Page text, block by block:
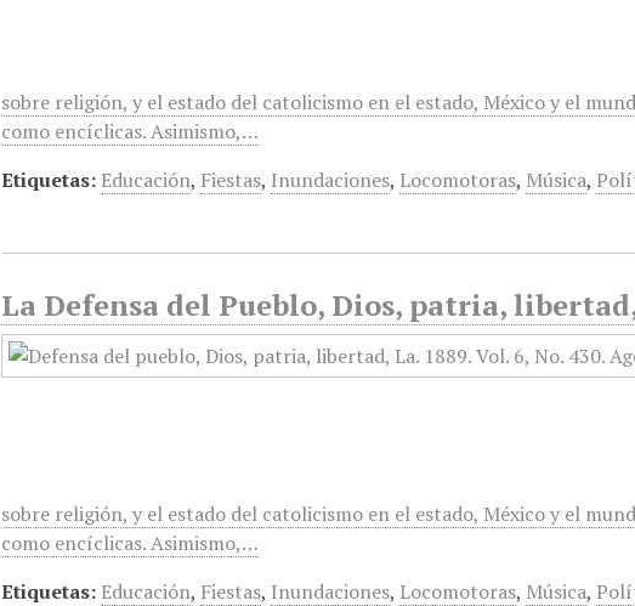
sobre religión, y el estado del catolicismo en el estado, México y el
como encíclicas. Asimismo,…
Etiquetas: Educación, Fiestas, Inundaciones, Locomotoras, Música,
La Defensa del Pueblo, Dios, patria,
sobre religión, y el estado del catolicismo en el estado, México y el
como encíclicas. Asimismo,…
Etiquetas: Educación, Fiestas, Inundaciones, Locomotoras, Música,